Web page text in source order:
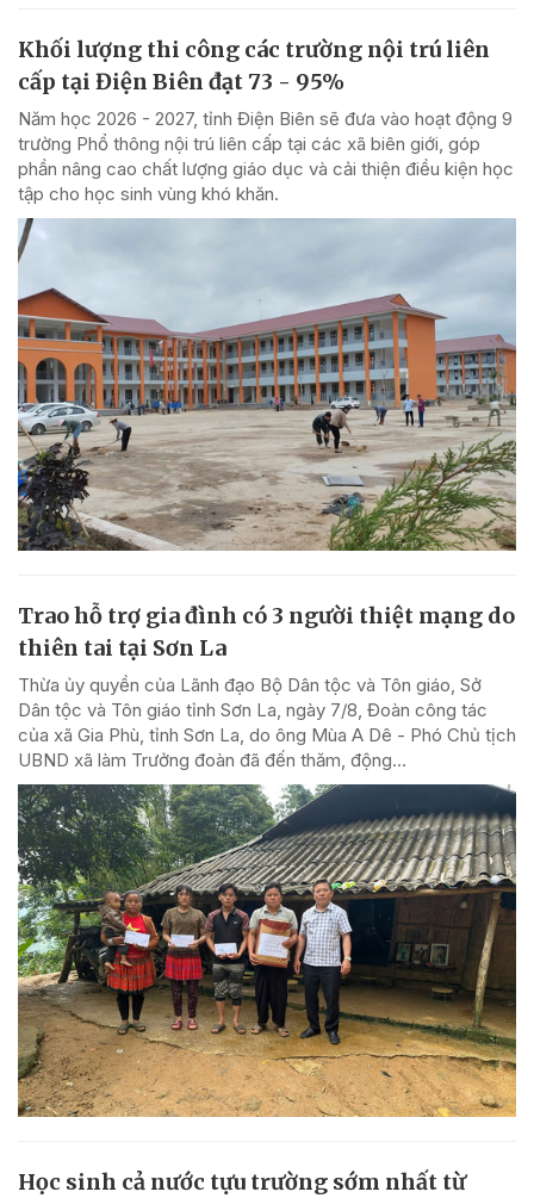
Khối lượng thi công các trường nội trú liên
cấp tại Điện Biên đạt 73 - 95%
Năm học 2026 - 2027, tỉnh Điện Biên sẽ đưa vào hoạt động 9
trường Phổ thông nội trú liên cấp tại các xã biên giới, góp
phần nâng cao chất lượng giáo dục và cải thiện điều kiện học
tập cho học sinh vùng khó khăn.
Trao hỗ trợ gia đình có 3 người thiệt mạng do
thiên tai tại Sơn La
Thừa ủy quyền của Lãnh đạo Bộ Dân tộc và Tôn giáo, Sở
Dân tộc và Tôn giáo tỉnh Sơn La, ngày 7/8, Đoàn công tác
của xã Gia Phù, tỉnh Sơn La, do ông Mùa A Dê - Phó Chủ tịch
UBND xã làm Trưởng đoàn đã đến thăm, động...
Học sinh cả nước tựu trường sớm nhất từ